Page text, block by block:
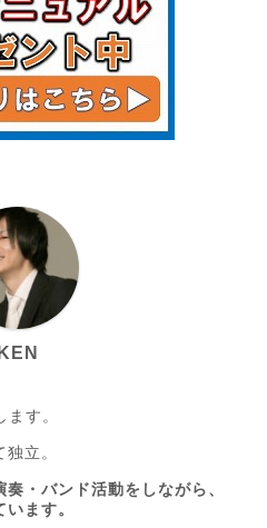
KEN
す。
立。
・バンド活動をしながら、
ます。